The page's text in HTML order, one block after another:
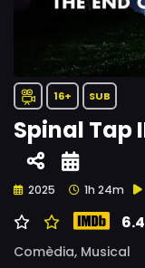
16+ SUB
Spinal Tap
2025 1h 24m
6.4
Comèdia, Musical